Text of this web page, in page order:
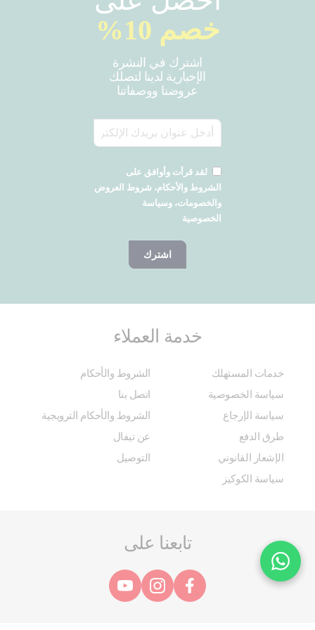
خصم 10%
اشترك في النشرة
الإخبارية لدينا لتصلك
عروضنا ووصفاتنا
لقد قرأت وأوافق على
الشروط والأحكام، شروط العروض
والخصومات، وسياسة
الخصوصية
اشترك
خدمة العملاء
خدمات المستهلك
الشروط والأحكام
سياسة الخصوصية
اتصل بنا
سياسة الإرجاع
الشروط والأحكام الترويجية
طرق الدفع
عن تيفال
الإشعار القانوني
التوصيل
سياسة الكوكيز
تابعنا على